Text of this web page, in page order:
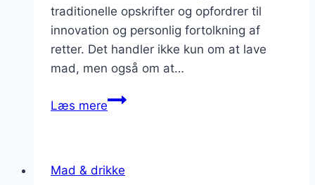
traditionelle opskrifter og opfordrer til
innovation og personlig fortolkning af
retter. Det handler ikke kun om at lave
mad, men også om at…
Læs mereEksperimentel
Mad & drikke